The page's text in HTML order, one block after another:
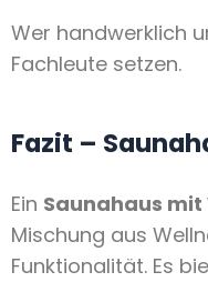
Wer handwerklich
Fachleute setzen.
Fazit –
Ein Saunahaus
Mischung aus
Funktionalität. Es